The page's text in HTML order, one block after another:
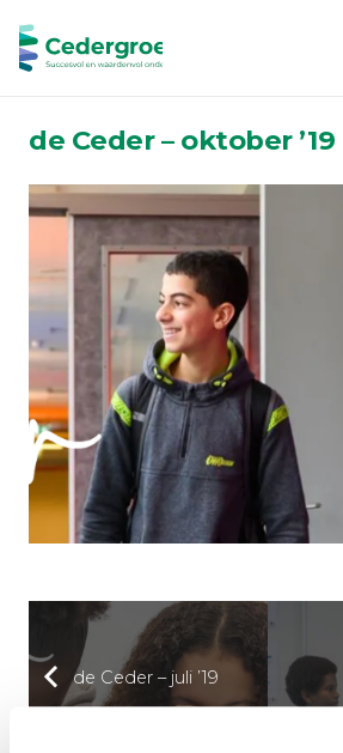
de Ceder – oktober ’19
de Ceder – juli ’19